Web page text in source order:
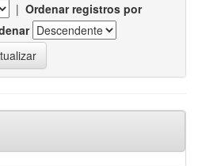
| Ordenar registros por